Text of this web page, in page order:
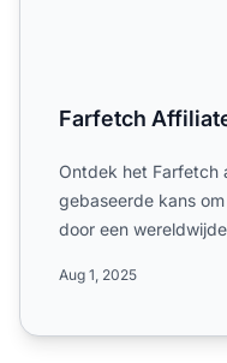
Farfetch
Ontdek het Farfetch
gebaseerde kans
door een
Aug 1, 2025